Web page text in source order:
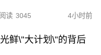
阅读 3045 4小时前
鲜\"大计划\"的背后